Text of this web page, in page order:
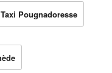
Pougnadoresse